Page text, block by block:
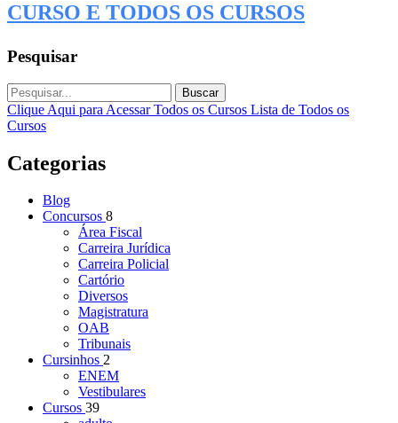
CURSO E TODOS OS CURSOS
Pesquisar
Buscar
Clique Aqui para Acessar Todos os Cursos Lista de Todos os
Cursos
Categorias
Blog
Concursos 8
Área Fiscal
Carreira Jurídica
Carreira Policial
Cartório
Diversos
Magistratura
OAB
Tribunais
Cursinhos 2
ENEM
Vestibulares
Cursos 39